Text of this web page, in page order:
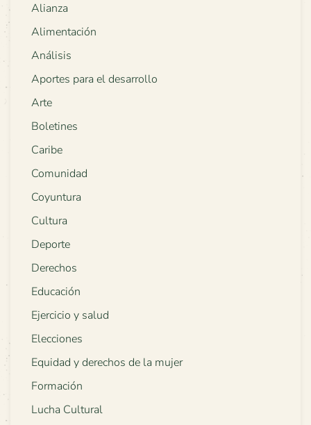
Alianza
Alimentación
Análisis
Aportes para el desarrollo
Arte
Boletines
Caribe
Comunidad
Coyuntura
Cultura
Deporte
Derechos
Educación
Ejercicio y salud
Elecciones
Equidad y derechos de la mujer
Formación
Lucha Cultural